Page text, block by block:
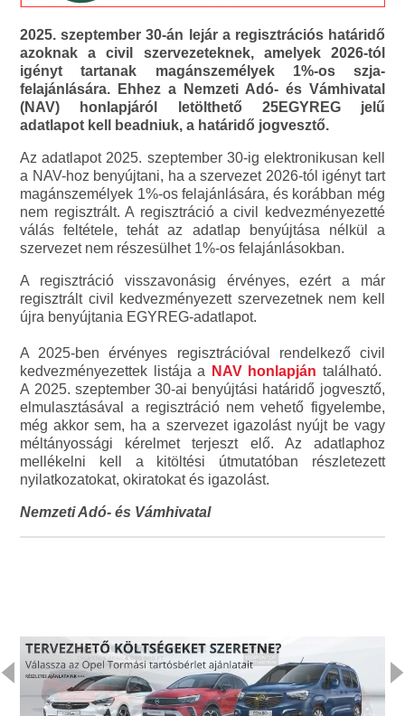
2025. szeptember 30-án lejár a regisztrációs határidő
azoknak a civil szervezeteknek, amelyek 2026-tól
igényt tartanak magánszemélyek 1%-os szja-
felajánlására. Ehhez a Nemzeti Adó- és Vámhivatal
(NAV) honlapjáról letölthető 25EGYREG jelű
adatlapot kell beadniuk, a határidő jogvesztő.
Az adatlapot 2025. szeptember 30-ig elektronikusan kell
a NAV-hoz benyújtani, ha a szervezet 2026-tól igényt tart
magánszemélyek 1%-os felajánlására, és korábban még
nem regisztrált. A regisztráció a civil kedvezményezetté
válás feltétele, tehát az adatlap benyújtása nélkül a
szervezet nem részesülhet 1%-os felajánlásokban.
A regisztráció visszavonásig érvényes, ezért a már
regisztrált civil kedvezményezett szervezetnek nem kell
újra benyújtania EGYREG-adatlapot.
A 2025-ben érvényes regisztrációval rendelkező civil
kedvezményezettek listája a
NAV honlapján található.
A 2025. szeptember 30-ai benyújtási határidő jogvesztő,
elmulasztásával a regisztráció nem vehető figyelembe,
még akkor sem, ha a szervezet igazolást nyújt be vagy
méltányossági kérelmet terjeszt elő. Az adatlaphoz
mellékelni kell a kitöltési útmutatóban részletezett
nyilatkozatokat, okiratokat és igazolást.
Nemzeti Adó- és Vámhivatal